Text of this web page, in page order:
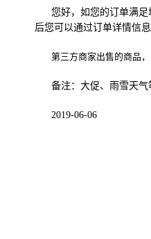
您好， 如您的订单满
后您可以通过订单详情信
第三方商家出售的商品
备注：大促、雨雪天
2019-06-06